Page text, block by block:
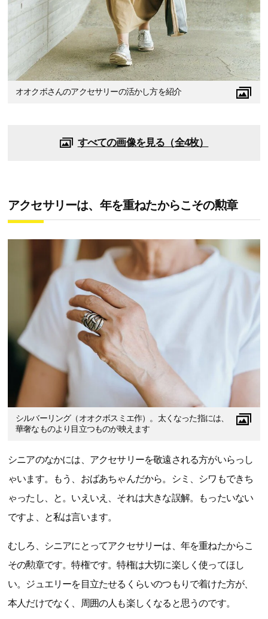
オオクボさんのアクセサリーの活かし方を紹介
すべての画像を見る（全4枚）
アクセサリーは、年を重ねたからこその勲章
シルバーリング（オオクボスミエ作）。太くなった指には、
華奢なものより目立つものが映えます
シニアのなかには、アクセサリーを敬遠される方がいらっし
ゃいます。もう、おばあちゃんだから。シミ、シワもできち
ゃったし、と。いえいえ、それは大きな誤解。もったいない
ですよ、と私は言います。
むしろ、シニアにとってアクセサリーは、年を重ねたからこ
その勲章です。特権です。特権は大切に楽しく使ってほし
い。ジュエリーを目立たせるくらいのつもりで着けた方が、
本人だけでなく、周囲の人も楽しくなると思うのです。